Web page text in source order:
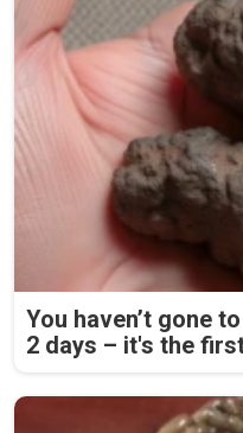
You haven’t gone
2 days – it's the